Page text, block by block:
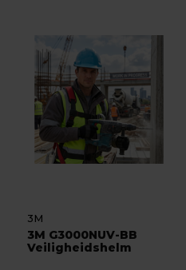
3M
3M G3000NUV-BB
Veiligheidshelm